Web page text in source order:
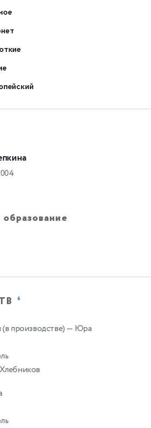
6
производстве) — Юра